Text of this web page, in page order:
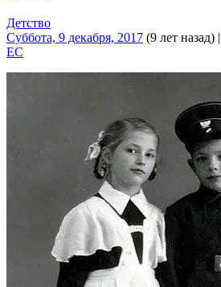
Детство
Суббота, 9 декабря, 2017 (9 лет назад) |
EC